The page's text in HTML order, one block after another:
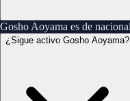
Gosho Aoyama es de
¿Sigue activo Gosho Aoyama?